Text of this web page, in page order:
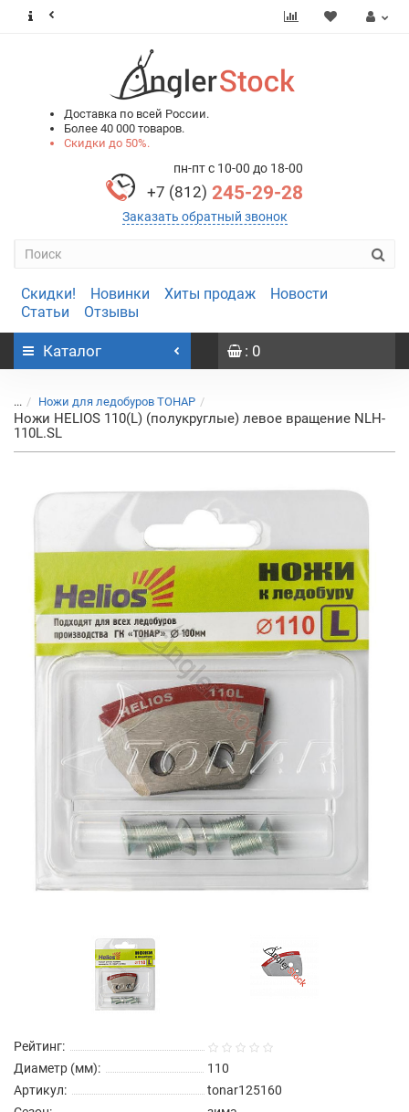
Доставка по всей России.
Более 40 000 товаров.
Скидки до 50%.
пн-пт с 10-00 до 18-00
+7 (812) 245-29-28
Заказать обратный звонок
Скидки! Новинки Хиты продаж
Новости
Статьи
Отзывы
Каталог : 0
... Ножи для ледобуров ТОНАР
Ножи HELIOS 110(L) (полукруглые) левое вращение NLH-
110L.SL
Рейтинг:
Диаметр (мм):
110
Артикул:
tonar125160